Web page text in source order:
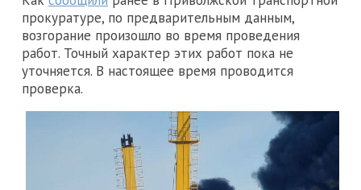
прокуратуре, по предварительным данным,
возгорание произошло во время проведения
работ. Точный характер этих работ пока не
уточняется. В настоящее время проводится
проверка.